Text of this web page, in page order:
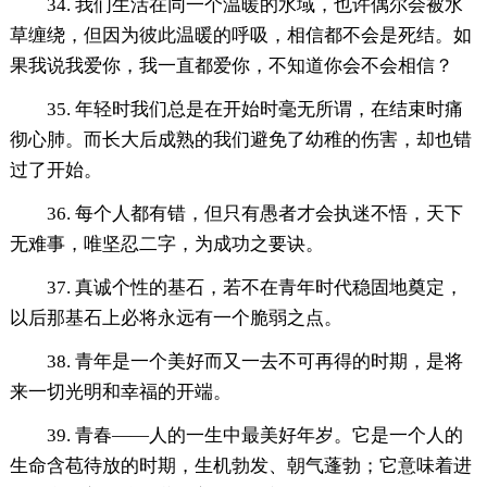
34. 我们生活在同一个温暖的水域，也许偶尔会被水
草缠绕，但因为彼此温暖的呼吸，相信都不会是死结。如
果我说我爱你，我一直都爱你，不知道你会不会相信？
35. 年轻时我们总是在开始时毫无所谓，在结束时痛
彻心肺。而长大后成熟的我们避免了幼稚的伤害，却也错
过了开始。
36. 每个人都有错，但只有愚者才会执迷不悟，天下
无难事，唯坚忍二字，为成功之要诀。
37. 真诚个性的基石，若不在青年时代稳固地奠定，
以后那基石上必将永远有一个脆弱之点。
38. 青年是一个美好而又一去不可再得的时期，是将
来一切光明和幸福的开端。
39. 青春——人的一生中最美好年岁。它是一个人的
生命含苞待放的时期，生机勃发、朝气蓬勃；它意味着进